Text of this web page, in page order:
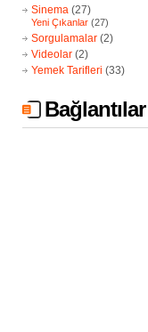
Sinema (27)
Yeni Çıkanlar (27)
Sorgulamalar (2)
Videolar (2)
Yemek Tarifleri (33)
Bağlantılar